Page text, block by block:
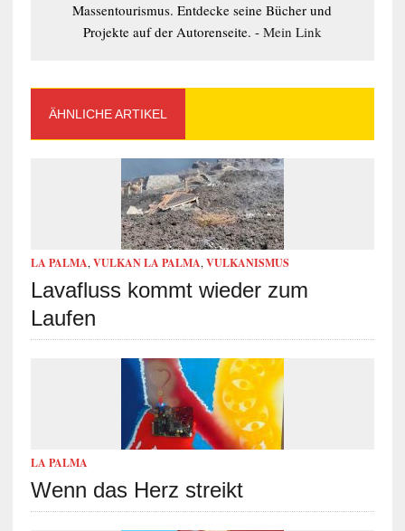
Massentourismus. Entdecke seine Bücher und
Projekte auf der Autorenseite. - Mein Link
ÄHNLICHE ARTIKEL
LA PALMA,VULKAN LA PALMA,VULKANISMUS
Lavafluss kommt wieder zum
Laufen
LA PALMA
Wenn das Herz streikt